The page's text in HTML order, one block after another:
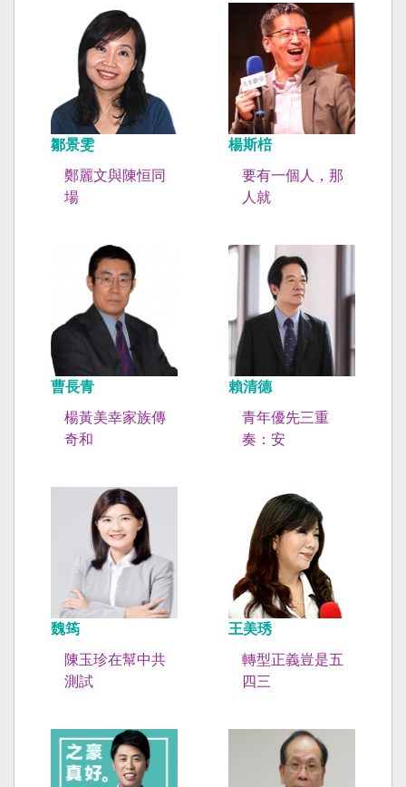
鄒景雯
鄭麗文與陳恒同
場
楊斯棓
要有一個人，那
人就
曹長青
楊黃美幸家族傳
奇和
賴清德
青年優先三重
奏：安
魏筠
陳玉珍在幫中共
測試
王美琇
轉型正義豈是五
四三